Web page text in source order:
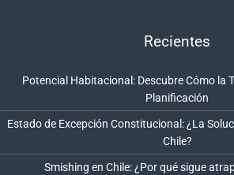
Recientes
Potencial Habitacional: Descubre Cómo la
Planificación
Estado de Excepción Constitucional: ¿La
Chile?
Smishing en Chile: ¿Por qué sigue